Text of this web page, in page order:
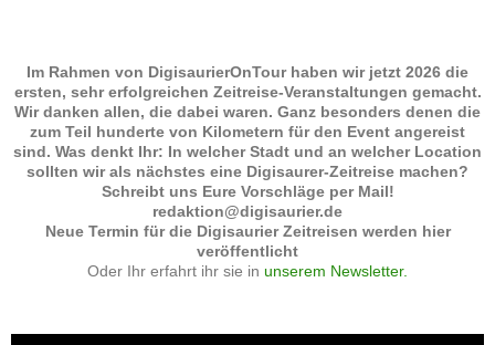
Im Rahmen von DigisaurierOnTour haben wir jetzt 2026 die
ersten, sehr erfolgreichen Zeitreise-Veranstaltungen gemacht.
Wir danken allen, die dabei waren. Ganz besonders denen die
zum Teil hunderte von Kilometern für den Event angereist
sind. Was denkt Ihr: In welcher Stadt und an welcher Location
sollten wir als nächstes eine Digisaurer-Zeitreise machen?
Schreibt uns Eure Vorschläge per Mail!
redaktion@digisaurier.de
Neue Termin für die Digisaurier Zeitreisen werden hier
veröffentlicht
Oder Ihr erfahrt ihr sie in unserem Newsletter.